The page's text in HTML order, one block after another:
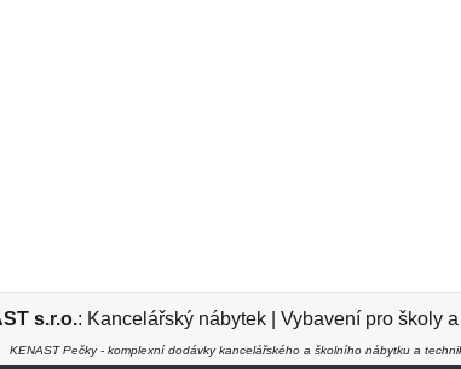
s.r.o.: Kancelářský nábytek Vybavení pro školy
KENAST Pečky - komplexní dodávky kancelářského a školního nábytku a